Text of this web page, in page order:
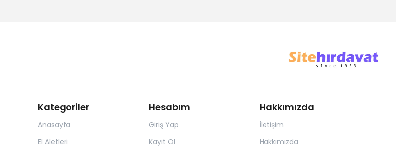
Kategoriler
Anasayfa
El Aletleri
Hesabım
Giriş Yap
Kayıt Ol
Hakkımızda
İletişim
Hakkımızda